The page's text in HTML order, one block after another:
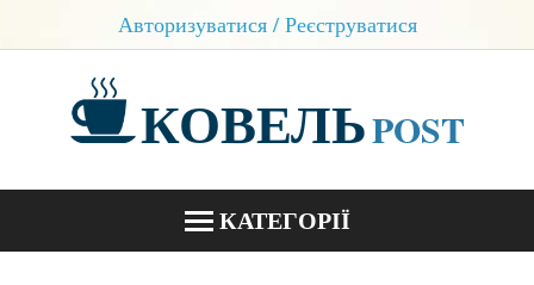
Авторизуватися / Реєструватися
КОВЕЛЬPOST
КАТЕГОРІЇ